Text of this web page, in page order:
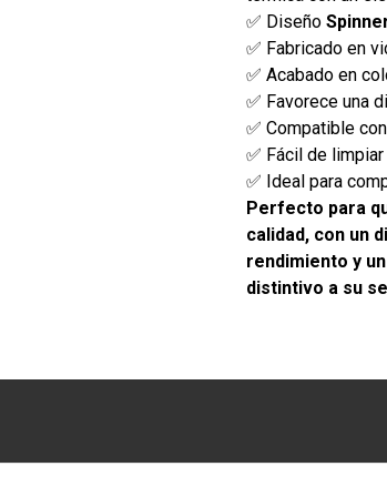
✅ Diseño
✅ Fabricado en
✅ Acabado en
✅ Favorece una
✅ Compatible
✅ Fácil de
✅ Ideal para
Perfecto para
calidad, con un
rendimiento y
distintivo a su